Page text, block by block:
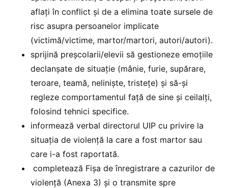
aflați în conflict și de a elimina toate sursele de
risc asupra persoanelor implicate
(victimă/victime, martor/martori, autori/autori).
sprijină preșcolarii/elevii să gestioneze emoțiile
declanșate de situație (mânie, furie, supărare,
teroare, teamă, neliniște, tristețe) și să-și
regleze comportamentul față de sine și ceilalți,
folosind tehnici specifice.
informează verbal directorul UIP cu privire la
situația de violență la care a fost martor sau
care i-a fost raportată.
completează Fișa de înregistrare a cazurilor de
violență (Anexa 3) și o transmite spre